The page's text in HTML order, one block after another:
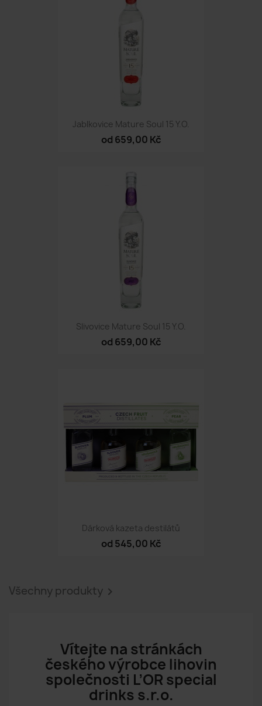
Jablkovice Mature Soul 15 Y.O.
od 659,00 Kč
Slivovice Mature Soul 15 Y.O.
od 659,00 Kč
Dárková kazeta destilátů
od 545,00 Kč
Všechny produkty 
Vítejte na stránkách
českého výrobce lihovin
společnosti L’OR special
drinks s.r.o.